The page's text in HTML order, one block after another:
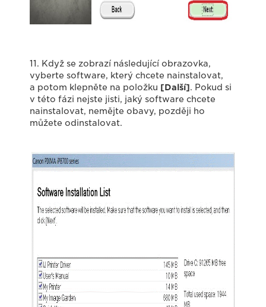
11. Když se zobrazí následující obrazovka,
vyberte software, který chcete nainstalovat,
a potom klepněte na položku [Další]. Pokud si
v této fázi nejste jisti, jaký software chcete
nainstalovat, nemějte obavy, později ho
můžete odinstalovat.